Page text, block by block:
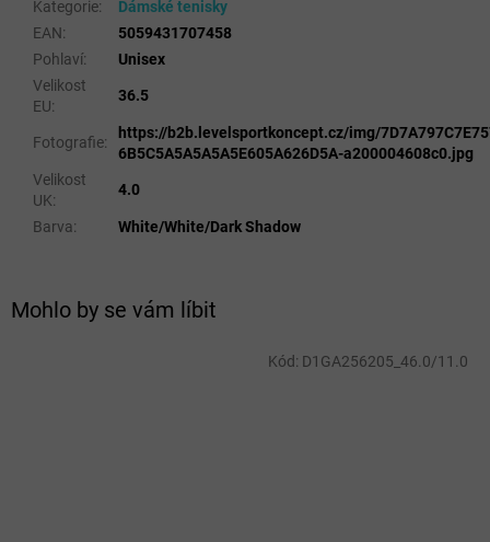
Mohlo by se vám líbit
Kód: D1GA256205_46.0/11.0
Kategorie:
Dámské tenisky
EAN:
5059431707458
Pohlaví:
Unisex
Velikost
EU:
36.5
Fotografie:
https://b2b.levelsportkoncept.cz/img/
6B5C5A5A5A5A5E605A626D5A-a200004608c0.jpg
Velikost
UK:
4.0
Barva: White/White/Dark Shadow